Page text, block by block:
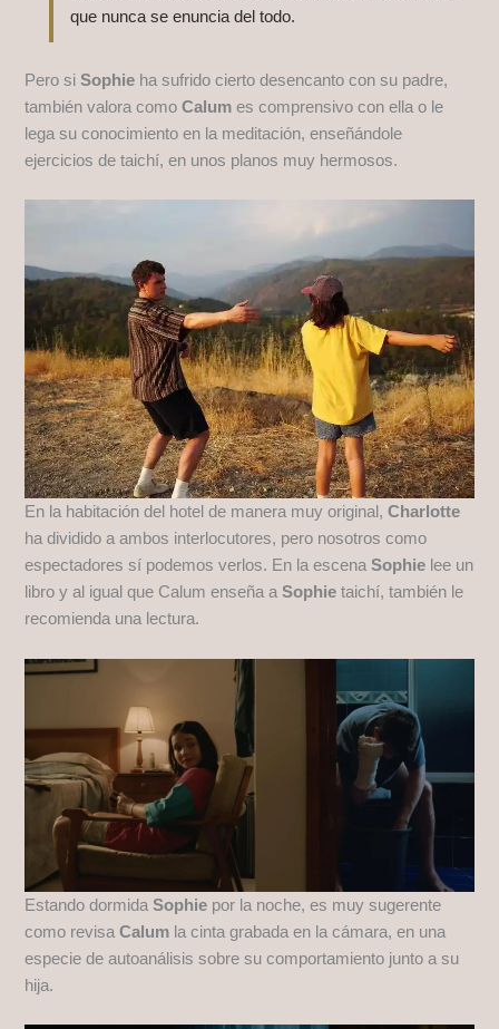
que nunca se enuncia del todo.
Pero siSophie ha sufrido cierto desencanto con su padre,
también valora comoCalum es comprensivo con ella o le
lega su conocimiento en la meditación, enseñándole
ejercicios de taichí, en unos planos muy hermosos.
En la habitación del hotel de manera muy original,Charlotte
ha dividido a ambos interlocutores, pero nosotros como
espectadores sí podemos verlos. En la escenaSophie lee un
libro y al igual que Calum enseña aSophie taichí, también le
recomienda una lectura.
Estando dormidaSophie por la noche, es muy sugerente
como revisaCalum la cinta grabada en la cámara, en una
especie de autoanálisis sobre su comportamiento junto a su
hija.